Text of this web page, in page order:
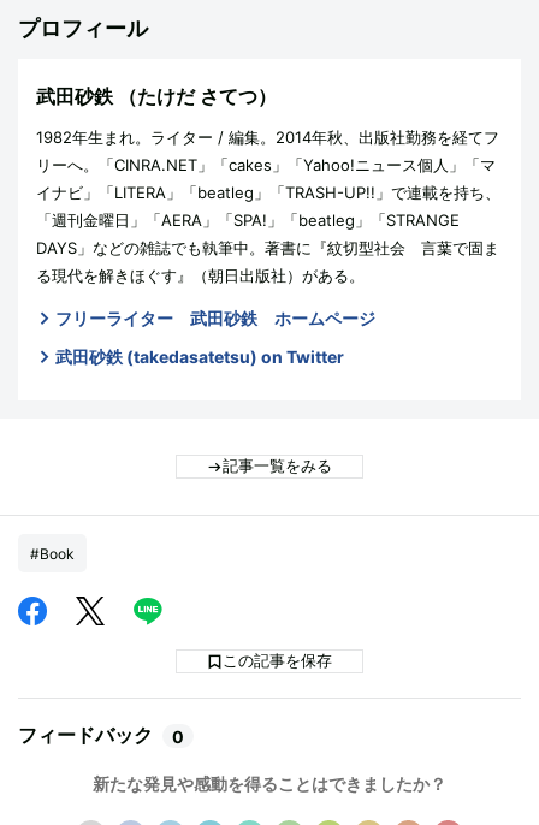
プロフィール
武田砂鉄 （たけだ さてつ）
1982年生まれ。ライター / 編集。2014年秋、出版社勤務を経てフ
リーへ。「CINRA.NET」「cakes」「Yahoo!ニュース個人」「マ
イナビ」「LITERA」「beatleg」「TRASH-UP!!」で連載を持ち、
「週刊金曜日」「AERA」「SPA!」「beatleg」「STRANGE
DAYS」などの雑誌でも執筆中。著書に『紋切型社会 言葉で固ま
る現代を解きほぐす』（朝日出版社）がある。
フリーライター 武田砂鉄 ホームページ
武田砂鉄 (takedasatetsu) on Twitter
記事一覧をみる
#Book
この記事を保存
フィードバック 0
新たな発見や感動を得ることはできましたか？